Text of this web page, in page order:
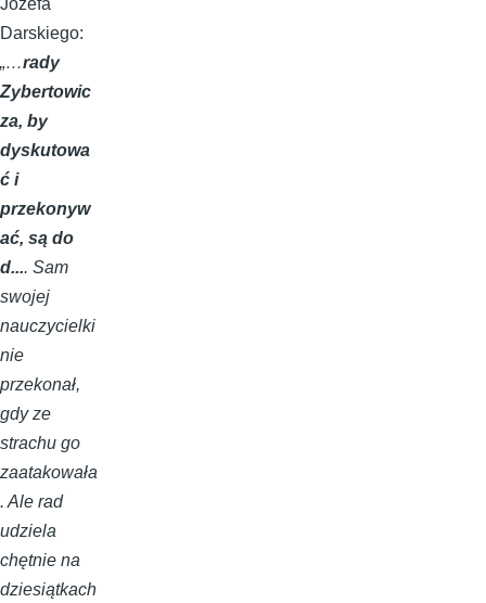
Józefa
Darskiego:
„…rady
Zybertowic
za, by
dyskutowa
ć i
przekonyw
ać, są do
d.... Sam
swojej
nauczycielki
nie
przekonał,
gdy ze
strachu go
zaatakowała
. Ale rad
udziela
chętnie na
dziesiątkach